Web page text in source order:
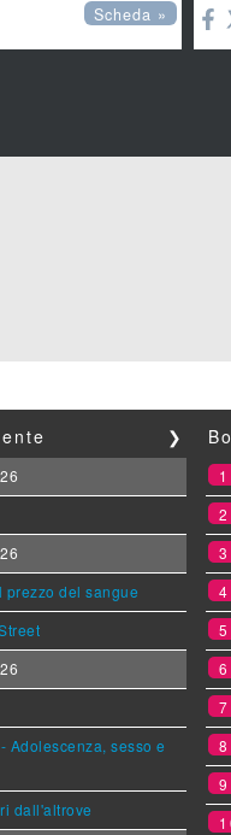
Scheda »
❯
prezzo del sangue
Adolescenza, sesso e
dall'altrove
1
2
3
4
5
6
7
8
9